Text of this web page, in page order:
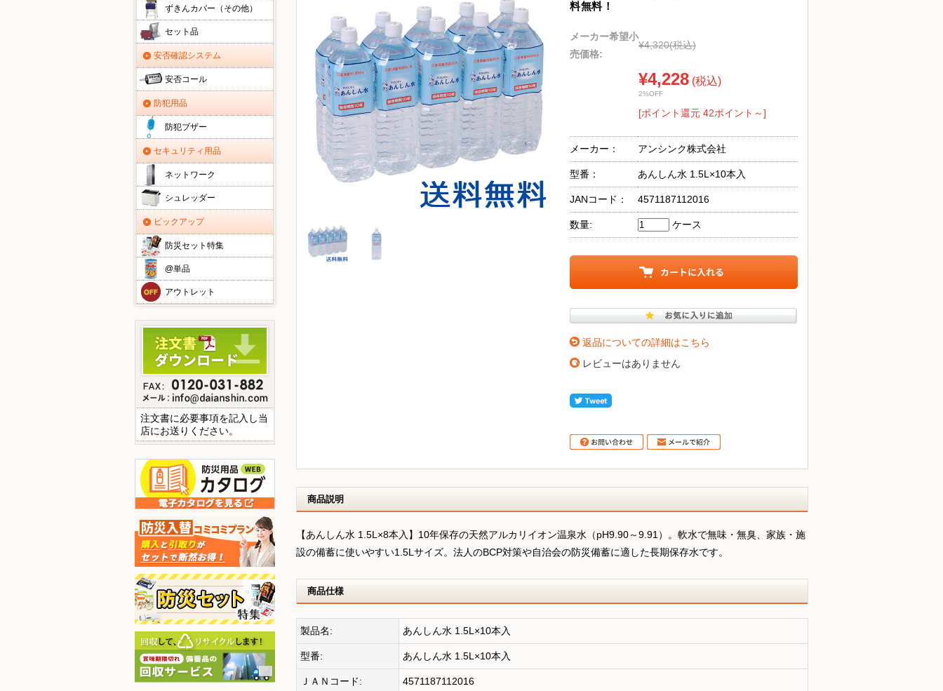
料無料！
メーカー希望小
売価格:
¥4,320(税込)
¥4,228 (税込)
2%OFF
[ポイント還元 42ポイント～]
メーカー： アンシンク株式会社
型番： あんしん水 1.5L×10本入
JANコード： 4571187112016
数量: ケース
返品についての詳細はこちら
レビューはありません
商品説明
【あんしん水 1.5L×8本入】10年保存の天然アルカリイオン温泉水（pH9.90～9.91）。軟水で無味・無臭、家族・施
設の備蓄に使いやすい1.5Lサイズ。法人のBCP対策や自治会の防災備蓄に適した長期保存水です。
商品仕様
製品名: あんしん水 1.5L×10本入
型番: あんしん水 1.5L×10本入
ＪＡＮコード: 4571187112016
ずきんカバー（その他）
セット品
安否確認システム
安否コール
防犯用品
防犯ブザー
セキュリティ用品
ネットワーク
シュレッダー
ピックアップ
防災セット特集
@単品
アウトレット
注文書に必要事項を記入し当
店にお送りください。